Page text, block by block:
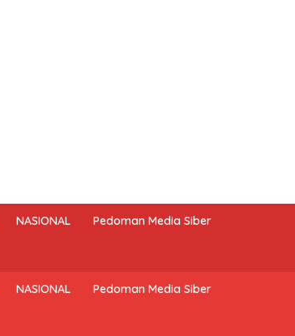
NASIONAL Pedoman Media Siber
NASIONAL Pedoman Media Siber